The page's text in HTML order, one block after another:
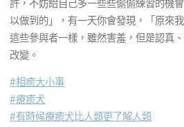
許，不妨給自己多一些些偷偷練習的機
以做到的」，有一天你會發現，「原來
這些參與者一樣，雖然害羞，但是認真
改變。
#相癒大小事
#療癒犬
#有時候療癒犬比人類更了解人類